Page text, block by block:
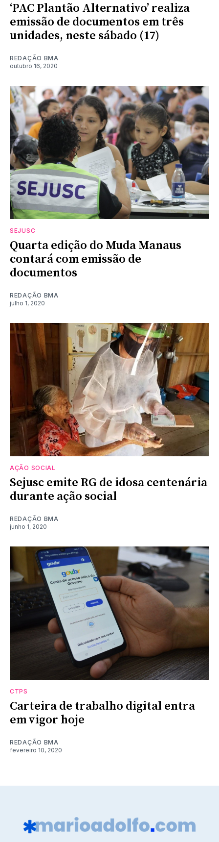
‘PAC Plantão Alternativo’ realiza
emissão de documentos em três
unidades, neste sábado (17)
REDAÇÃO BMA
outubro 16, 2020
SEJUSC
Quarta edição do Muda Manaus
contará com emissão de
documentos
REDAÇÃO BMA
julho 1, 2020
AÇÃO SOCIAL
Sejusc emite RG de idosa centenária
durante ação social
REDAÇÃO BMA
junho 1, 2020
CTPS
Carteira de trabalho digital entra
em vigor hoje
REDAÇÃO BMA
fevereiro 10, 2020